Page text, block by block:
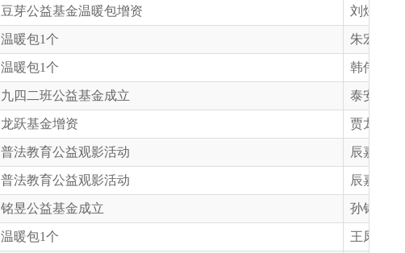
豆芽公益基金温暖包增资 刘煜轩、
温暖包1个 朱宏顺老
温暖包1个 韩伟誉老
九四二班公益基金成立 泰安四中
龙跃基金增资 贾龙跃同
普法教育公益观影活动 辰嘉公益
普法教育公益观影活动 辰嘉公益
铭昱公益基金成立 孙铭昱同
温暖包1个 王凤歌老